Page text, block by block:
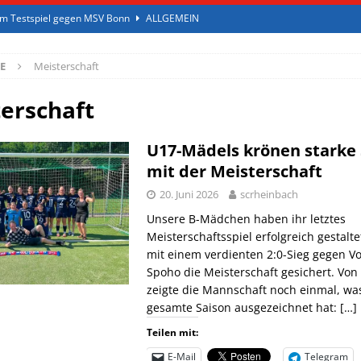
knappe Niederlage gegen Frechen
ALLGEMEIN
ALLGEMEIN
ALLGEMEIN
Meisterschaft
U17-Mädels krönen starke
mit der Meisterschaft
20. Juni 2026 scrheinbach
Unsere B-Mädchen haben ihr letztes
Meisterschaftsspiel erfolgreich
mit einem verdienten 2:0-Sieg gegen
Spoho die Meisterschaft gesichert.
zeigte die Mannschaft noch einmal,
gesamte Saison ausgezeichnet hat: […]
Teilen mit:
E-Mail
Telegram